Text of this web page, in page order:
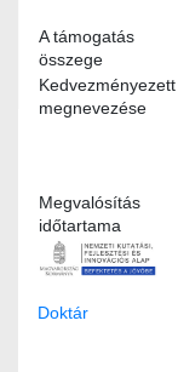
A támogatás
összege
Kedvezményezett
megnevezése
Megvalósítás
időtartama
Doktár